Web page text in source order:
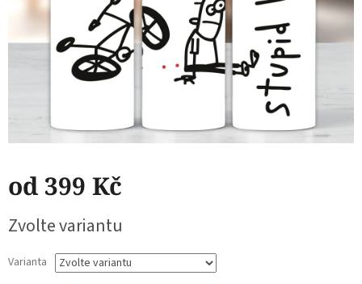
od 399 Kč
cena:
Zvolte variantu
Varianta